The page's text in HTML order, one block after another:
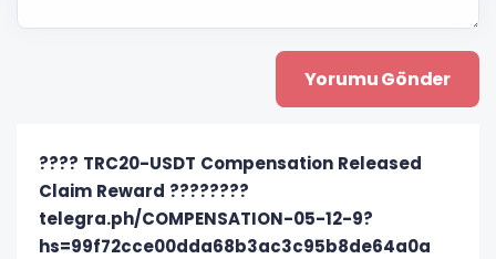
???? TRC20-USDT Compensation Released
Claim Reward ????????
telegra.ph/COMPENSATION-05-12-9?
hs=99f72cce00dda68b3ac3c95b8de64a0a